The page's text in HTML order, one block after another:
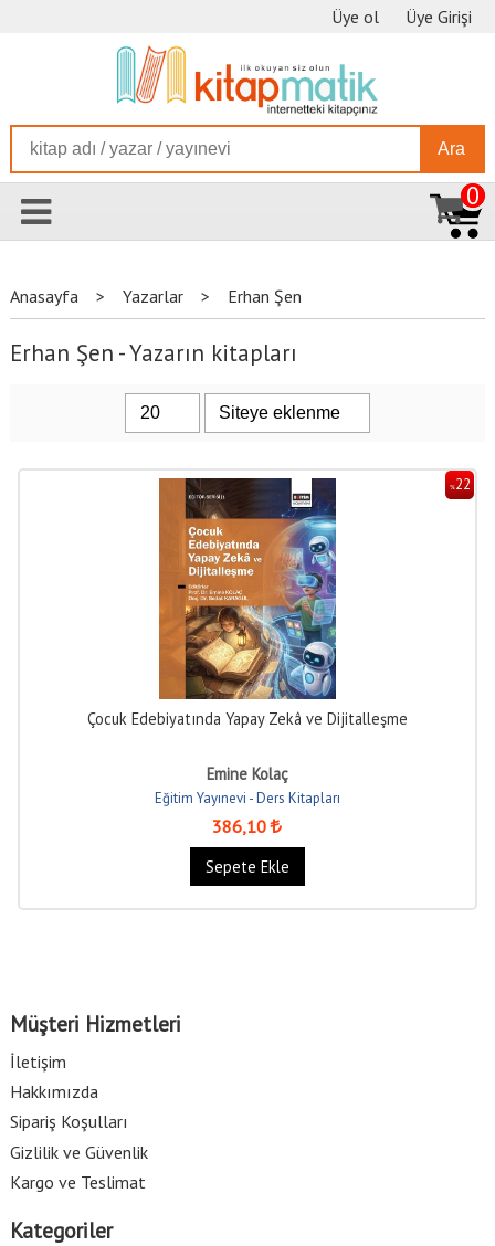
Üye ol Üye Girişi
Ara
0
Anasayfa > Yazarlar > Erhan Şen
Erhan Şen - Yazarın kitapları
%22
Çocuk Edebiyatında Yapay Zekâ ve Dijitalleşme
Emine Kolaç
Eğitim Yayınevi - Ders Kitapları
386,10
Sepete Ekle
Müşteri Hizmetleri
İletişim
Hakkımızda
Sipariş Koşulları
Gizlilik ve Güvenlik
Kargo ve Teslimat
Kategoriler